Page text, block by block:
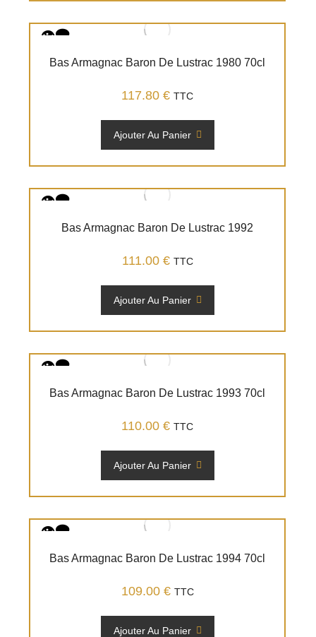
Bas Armagnac Baron De Lustrac 1980 70cl
117.80€ TTC
Ajouter Au Panier
Bas Armagnac Baron De Lustrac 1992
111.00 € TTC
Ajouter Au Panier
Bas Armagnac Baron De Lustrac 1993 70cl
110.00€ TTC
Ajouter Au Panier
Bas Armagnac Baron De Lustrac 1994 70cl
109.00 € TTC
Ajouter Au Panier